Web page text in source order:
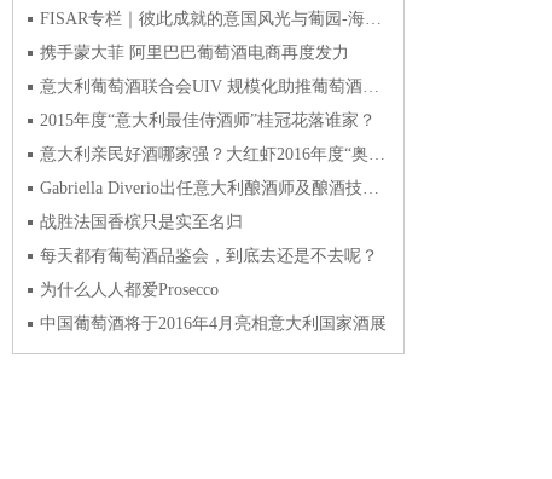
FISAR专栏｜彼此成就的意国风光与葡园-海风与火山淬炼的潘
携手蒙大菲 阿里巴巴葡萄酒电商再度发力
意大利葡萄酒联合会UIV 规模化助推葡萄酒产业发展
2015年度“意大利最佳侍酒师”桂冠花落谁家？
意大利亲民好酒哪家强？大红虾2016年度“奥斯卡”奖发布
Gabriella Diverio出任意大利酿酒师及酿酒技术协会总经理
战胜法国香槟只是实至名归
每天都有葡萄酒品鉴会，到底去还是不去呢？
为什么人人都爱Prosecco
中国葡萄酒将于2016年4月亮相意大利国家酒展